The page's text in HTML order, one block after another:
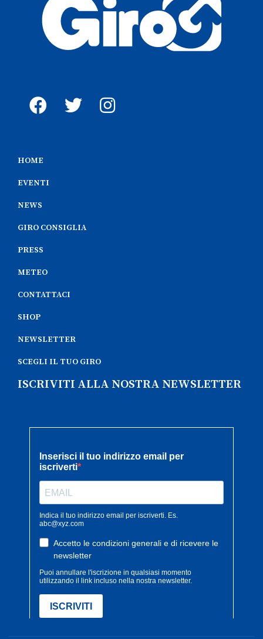
HOME
EVENTI
NEWS
GIRO CONSIGLIA
PRESS
METEO
CONTATTACI
SHOP
NEWSLETTER
SCEGLI IL TUO GIRO
ISCRIVITI ALLA NOSTRA NEWSLETTER